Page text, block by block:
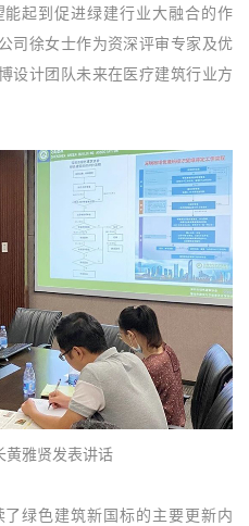
起到促进绿建行业大融合的作
司徐女士作为资深评审专家及优
设计团队未来在医疗建筑行业方
黄雅贤发表讲话
绿色建筑新国标的主要更新内